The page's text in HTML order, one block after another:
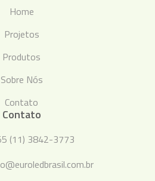
Home
Projetos
Produtos
Sobre Nós
Contato
Contato
(11) 3842-3773